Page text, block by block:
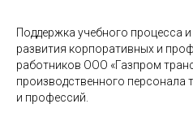
Поддержка учебного процесса
развития корпоративных и
работников ООО «Газпром
производственного персонала
и профессий.